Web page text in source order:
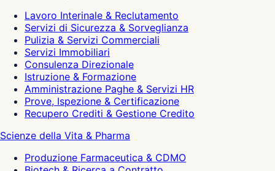
Lavoro Interinale & Reclutamento
Servizi di Sicurezza & Sorveglianza
Pulizia & Servizi Commerciali
Servizi Immobiliari
Consulenza Direzionale
Istruzione & Formazione
Amministrazione Paghe & Servizi HR
Prove, Ispezione & Certificazione
Recupero Crediti & Gestione Credito
Scienze della Vita & Pharma
Produzione Farmaceutica & CDMO